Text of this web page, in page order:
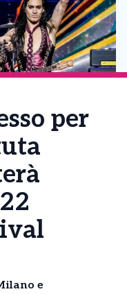
per
e